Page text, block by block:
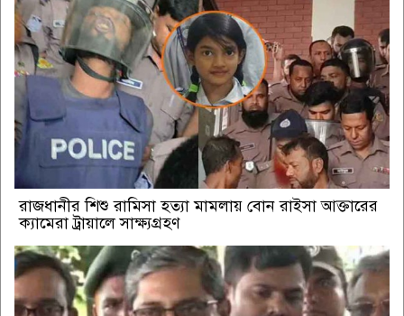
রাজধানীর শিশু রামিসা হত্যা মামলায় বোন রাইসা আক্তারের
ক্যামেরা ট্রায়ালে সাক্ষ্যগ্রহণ